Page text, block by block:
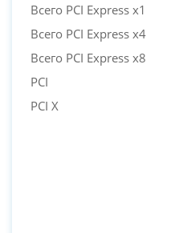
Всего PCI Express x1
Всего PCI Express x4
Всего PCI Express x8
PCI
PCI X